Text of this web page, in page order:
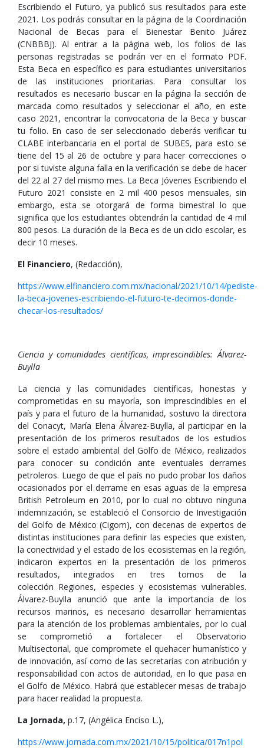
Escribiendo el Futuro, ya publicó sus resultados para este
2021. Los podrás consultar en la página de la Coordinación
Nacional de Becas para el Bienestar Benito Juárez
(CNBBBJ). Al entrar a la página web, los folios de las
personas registradas se podrán ver en el formato PDF.
Esta Beca en específico es para estudiantes universitarios
de las instituciones prioritarias. Para consultar los
resultados es necesario buscar en la página la sección de
marcada como resultados y seleccionar el año, en este
caso 2021, encontrar la convocatoria de la Beca y buscar
tu folio. En caso de ser seleccionado deberás verificar tu
CLABE interbancaria en el portal de SUBES, para esto se
tiene del 15 al 26 de octubre y para hacer correcciones o
por si tuviste alguna falla en la verificación se debe de hacer
del 22 al 27 del mismo mes. La Beca Jóvenes Escribiendo el
Futuro 2021 consiste en 2 mil 400 pesos mensuales, sin
embargo, esta se otorgará de forma bimestral lo que
significa que los estudiantes obtendrán la cantidad de 4 mil
800 pesos. La duración de la Beca es de un ciclo escolar, es
decir 10 meses.
El Financiero, (Redacción),
https://www.elfinanciero.com.mx/nacional/2021/10/14/pediste-
la-beca-jovenes-escribiendo-el-futuro-te-decimos-donde-
checar-los-resultados/
Ciencia y comunidades científicas, imprescindibles: Álvarez-
Buylla
La ciencia y las comunidades científicas, honestas y
comprometidas en su mayoría, son imprescindibles en el
país y para el futuro de la humanidad, sostuvo la directora
del Conacyt, María Elena Álvarez-Buylla, al participar en la
presentación de los primeros resultados de los estudios
sobre el estado ambiental del Golfo de México, realizados
para conocer su condición ante eventuales derrames
petroleros. Luego de que el país no pudo probar los daños
ocasionados por el derrame en esas aguas de la empresa
British Petroleum en 2010, por lo cual no obtuvo ninguna
indemnización, se estableció el Consorcio de Investigación
del Golfo de México (Cigom), con decenas de expertos de
distintas instituciones para definir las especies que existen,
la conectividad y el estado de los ecosistemas en la región,
indicaron expertos en la presentación de los primeros
resultados, integrados en tres tomos de la
colección Regiones, especies y ecosistemas vulnerables.
Álvarez-Buylla anunció que ante la importancia de los
recursos marinos, es necesario desarrollar herramientas
para la atención de los problemas ambientales, por lo cual
se comprometió a fortalecer el Observatorio
Multisectorial, que compromete el quehacer humanístico y
de innovación, así como de las secretarías con atribución y
responsabilidad con actos de autoridad, en lo que pasa en
el Golfo de México. Habrá que establecer mesas de trabajo
para hacer realidad la propuesta.
La Jornada, p.17, (Angélica Enciso L.),
https://www.jornada.com.mx/2021/10/15/politica/017n1pol